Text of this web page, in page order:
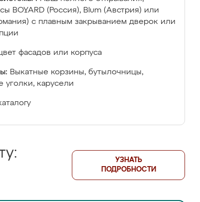
BOYARD (Россия), Blum (Австрия) или
с плавным закрыванием дверок или
фасадов или корпуса
Выкатные корзины, бутылочницы,
уголки, карусели
УЗНАТЬ
ПОДРОБНОСТИ